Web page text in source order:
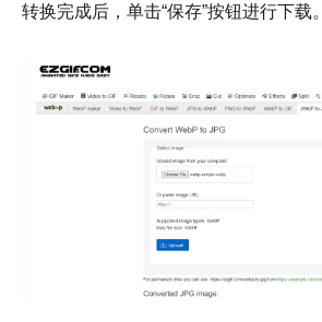
转换完成后，单击“保存”按钮进行下载。